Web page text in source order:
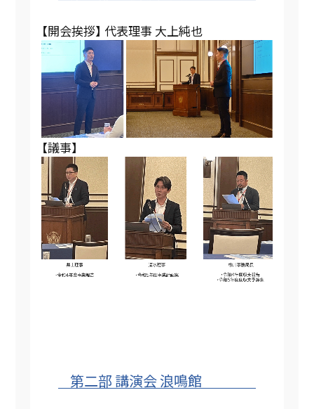
【開会挨拶】 代表理事 大上純也
【議事】
第二部 講演会 浪鳴館